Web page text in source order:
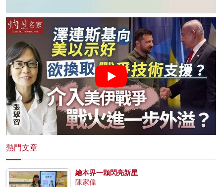
熱門文章
繪本界一顆閃亮新星
陳家偉